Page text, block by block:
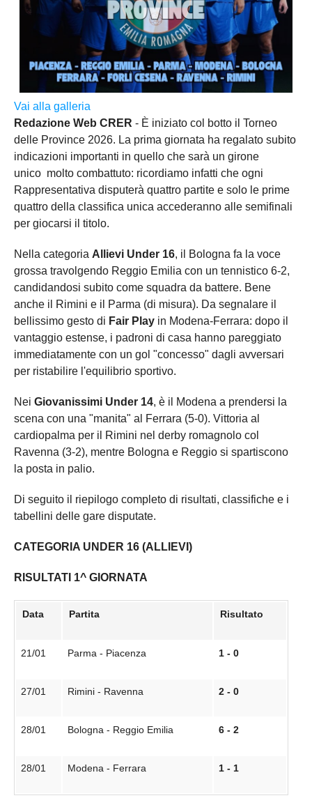
Vai alla galleria
Redazione Web CRER - È iniziato col botto il Torneo
delle Province 2026. La prima giornata ha regalato subito
indicazioni importanti in quello che sarà un girone
unico molto combattuto: ricordiamo infatti che ogni
Rappresentativa disputerà quattro partite e solo le prime
quattro della classifica unica accederanno alle semifinali
per giocarsi il titolo.
Nella categoria Allievi Under 16, il Bologna fa la voce
grossa travolgendo Reggio Emilia con un tennistico 6-2,
candidandosi subito come squadra da battere. Bene
anche il Rimini e il Parma (di misura). Da segnalare il
bellissimo gesto di Fair Play in Modena-Ferrara: dopo il
vantaggio estense, i padroni di casa hanno pareggiato
immediatamente con un gol "concesso" dagli avversari
per ristabilire l'equilibrio sportivo.
Nei Giovanissimi Under 14, è il Modena a prendersi la
scena con una "manita" al Ferrara (5-0). Vittoria al
cardiopalma per il Rimini nel derby romagnolo col
Ravenna (3-2), mentre Bologna e Reggio si spartiscono
la posta in palio.
Di seguito il riepilogo completo di risultati, classifiche e i
tabellini delle gare disputate.
CATEGORIA UNDER 16 (ALLIEVI)
RISULTATI 1^ GIORNATA
Data Partita Risultato
21/01 Parma - Piacenza 1 - 0
27/01 Rimini - Ravenna 2 - 0
28/01 Bologna - Reggio Emilia 6 - 2
28/01 Modena - Ferrara 1 - 1